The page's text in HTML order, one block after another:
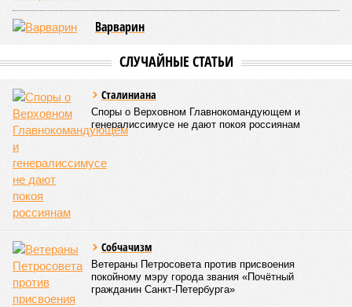
В 2025 году условия квоты были расширены, включив
детей военнослужащих, участвующих в боевых действиях,
распределения мест изменился в 2026 году: теперь
места между льготными категориями. Если количество
заявок на целевое обучение оказывалось меньше
выделенных мест, остаток мог быть направлен на
отдельную квоту. Ранее незаполненные места
автоматически переходили в общий конкурс, но теперь они
в первую очередь предлагаются участникам СВО и их
детям.
зачислено 644 человека, в 2024 году – 1252, а в 2025 году –
более 2400. В этом году, по подсчетам «Фонтанки»,
основанным на открытых данных, в 44 вузах города по
данной квоте было зачислено 3383 человека, что на 40%